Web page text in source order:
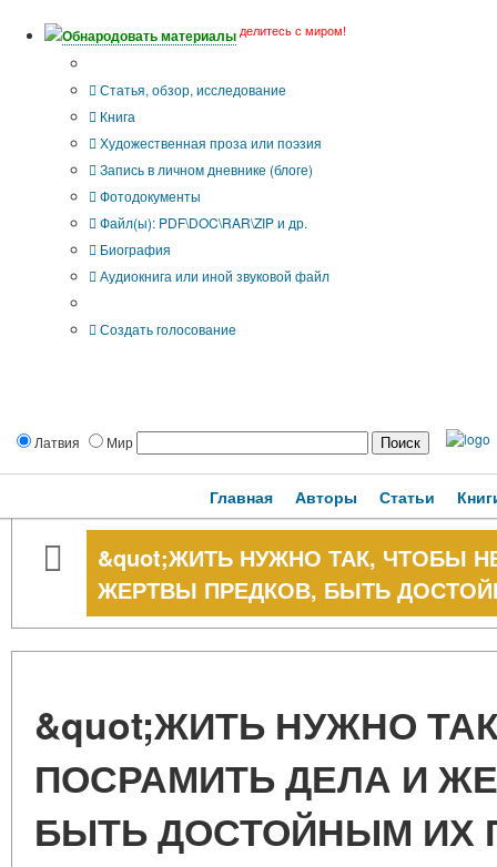
Обнародовать материалы делитесь с миром!
Статья, обзор, исследование
Книга
Художественная проза или поэзия
Запись в личном дневнике (блоге)
Фотодокументы
Файл(ы): PDF\DOC\RAR\ZIP и др.
Биография
Аудиокнига или иной звуковой файл
Создать голосование
Латвия Мир
Главная Авторы Статьи
&quot;ЖИТЬ НУЖНО ТАК, ЧТОБЫ
ЖЕРТВЫ ПРЕДКОВ, БЫТЬ
&quot;ЖИТЬ НУЖНО
ПОСРАМИТЬ ДЕЛА И
БЫТЬ ДОСТОЙНЫМ ИХ